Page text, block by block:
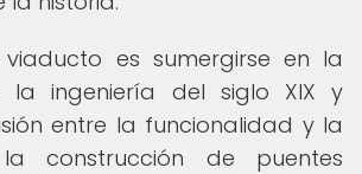
viaducto es sumergirse en la
la ingeniería del siglo XIX y
entre la funcionalidad y la
construcción de puentes